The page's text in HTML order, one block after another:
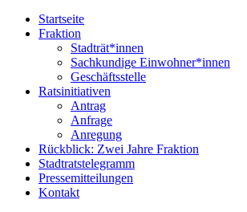
Startseite
Fraktion
Stadträt*innen
Sachkundige Einwohner*innen
Geschäftsstelle
Ratsinitiativen
Antrag
Anfrage
Anregung
Rückblick: Zwei Jahre Fraktion
Stadtratstelegramm
Pressemitteilungen
Kontakt